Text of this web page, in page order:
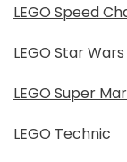
LEGO Speed
LEGO Star Wars
LEGO Super
LEGO Technic